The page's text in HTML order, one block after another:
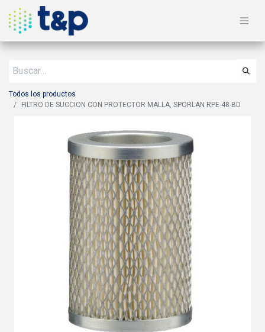
Todos los productos
FILTRO DE SUCCION CON PROTECTOR MALLA, SPORLAN RPE-48-BD